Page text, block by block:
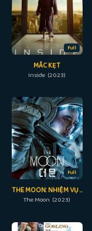
Full
MẮC KẸT
Inside (2023)
Full
THE MOON: NHIỆM VỤ CUỐI CÙNG
The Moon (2023)